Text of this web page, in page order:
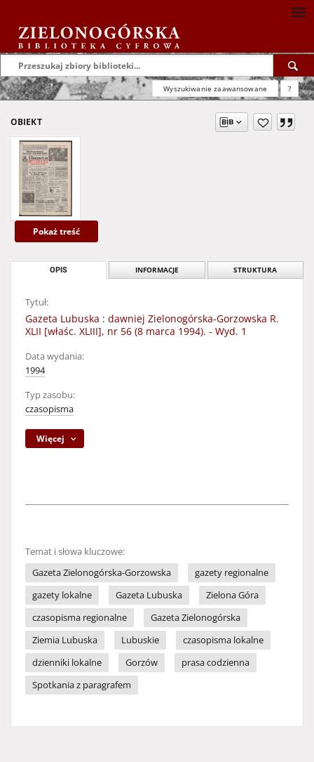
Wyszukiwanie zaawansowane ?
OBIEKT
Pokaż treść
OPIS INFORMACJE STRUKTURA
Tytuł:
Gazeta Lubuska : dawniej Zielonogórska-Gorzowska R.
XLII [właśc. XLIII], nr 56 (8 marca 1994). - Wyd. 1
Data wydania:
1994
Typ zasobu:
czasopisma
Więcej
Temat i słowa kluczowe:
Gazeta Zielonogórska-Gorzowska
gazety regionalne
gazety lokalne
Gazeta Lubuska
Zielona Góra
czasopisma regionalne
Gazeta Zielonogórska
Ziemia Lubuska
Lubuskie
czasopisma lokalne
dzienniki lokalne
Gorzów
prasa codzienna
Spotkania z paragrafem